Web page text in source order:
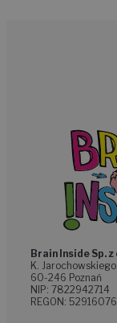
Brain Inside Sp. z
K.
60-246 Poznań
NIP: 7822942714
REGON: